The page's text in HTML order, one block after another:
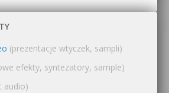
(prezentacje wtyczek, sampli)
efekty, syntezatory, sample)
audio)